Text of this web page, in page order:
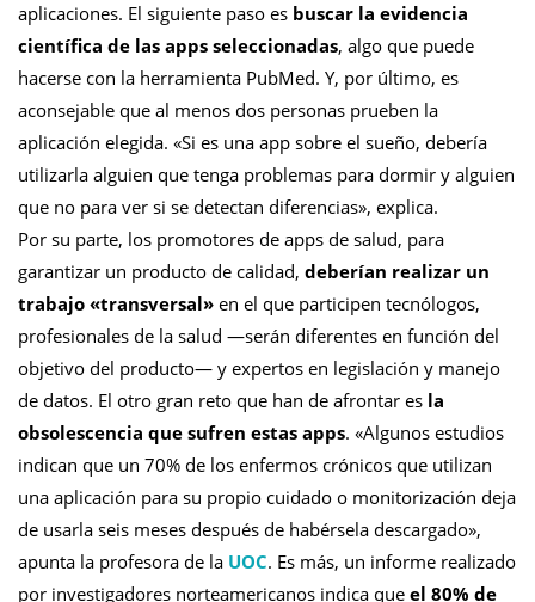
aplicaciones. El siguiente paso es buscar la evidencia
científica de las apps seleccionadas, algo que puede
hacerse con la herramienta PubMed. Y, por último, es
aconsejable que al menos dos personas prueben la
aplicación elegida. «Si es una app sobre el sueño, debería
utilizarla alguien que tenga problemas para dormir y alguien
que no para ver si se detectan diferencias», explica.
Por su parte, los promotores de apps de salud, para
garantizar un producto de calidad, deberían realizar un
trabajo «transversal» en el que participen tecnólogos,
profesionales de la salud ―serán diferentes en función del
objetivo del producto― y expertos en legislación y manejo
de datos. El otro gran reto que han de afrontar es la
obsolescencia que sufren estas apps. «Algunos estudios
indican que un 70% de los enfermos crónicos que utilizan
una aplicación para su propio cuidado o monitorización deja
de usarla seis meses después de habérsela descargado»,
apunta la profesora de la UOC. Es más, un informe realizado
por investigadores norteamericanos indica que el 80% de